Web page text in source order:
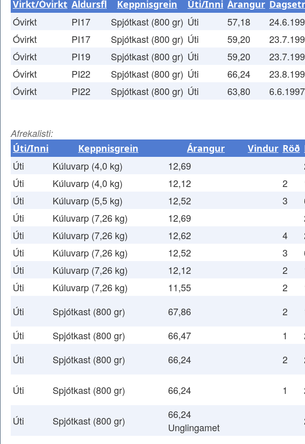
Virkt/Óvirkt Aldursfl Keppnisgrein Úti/Inni Árangur
Óvirkt PI17 Spjótkast (800 gr) Úti 57,18
Óvirkt
PI17 Spjótkast (800 gr) Úti 59,20
Óvirkt
PI19 Spjótkast (800 gr) Úti 59,20
Óvirkt
PI22 Spjótkast (800 gr) Úti 66,24
Óvirkt
PI22 Spjótkast (800 gr) Úti 63,80 6.6.1997
Afrekalisti:
Úti/Inni Keppnisgrein Árangur Vindur Röð
Úti Kúluvarp (4,0 kg) 12,69
Úti
Kúluvarp (4,0 kg) 12,12 2
Úti
Kúluvarp (5,5 kg) 12,52 3
Úti
Kúluvarp (7,26 kg) 12,69
Úti
Kúluvarp (7,26 kg) 12,62 4
Úti
Kúluvarp (7,26 kg) 12,52 3
Úti
Kúluvarp (7,26 kg) 12,12 2
Úti
Kúluvarp (7,26 kg) 11,55 2
Úti
Spjótkast (800 gr) 67,86 2
Úti
Spjótkast (800 gr) 66,47 1
Úti
Spjótkast (800 gr) 66,24 2
Úti Spjótkast (800 gr) 66,24 1
Úti Spjótkast (800 gr)
66,24
Unglingamet